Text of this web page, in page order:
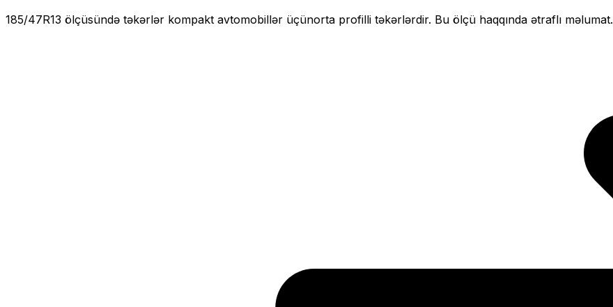
185/47R13 ölçüsündə təkərlər kompakt avtomobillər üçünorta profilli təkərlərdir. Bu ölçü haqqında ətraflı məlumat.